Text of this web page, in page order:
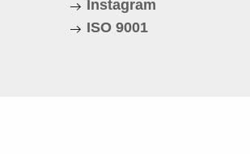
Instagram
ISO 9001